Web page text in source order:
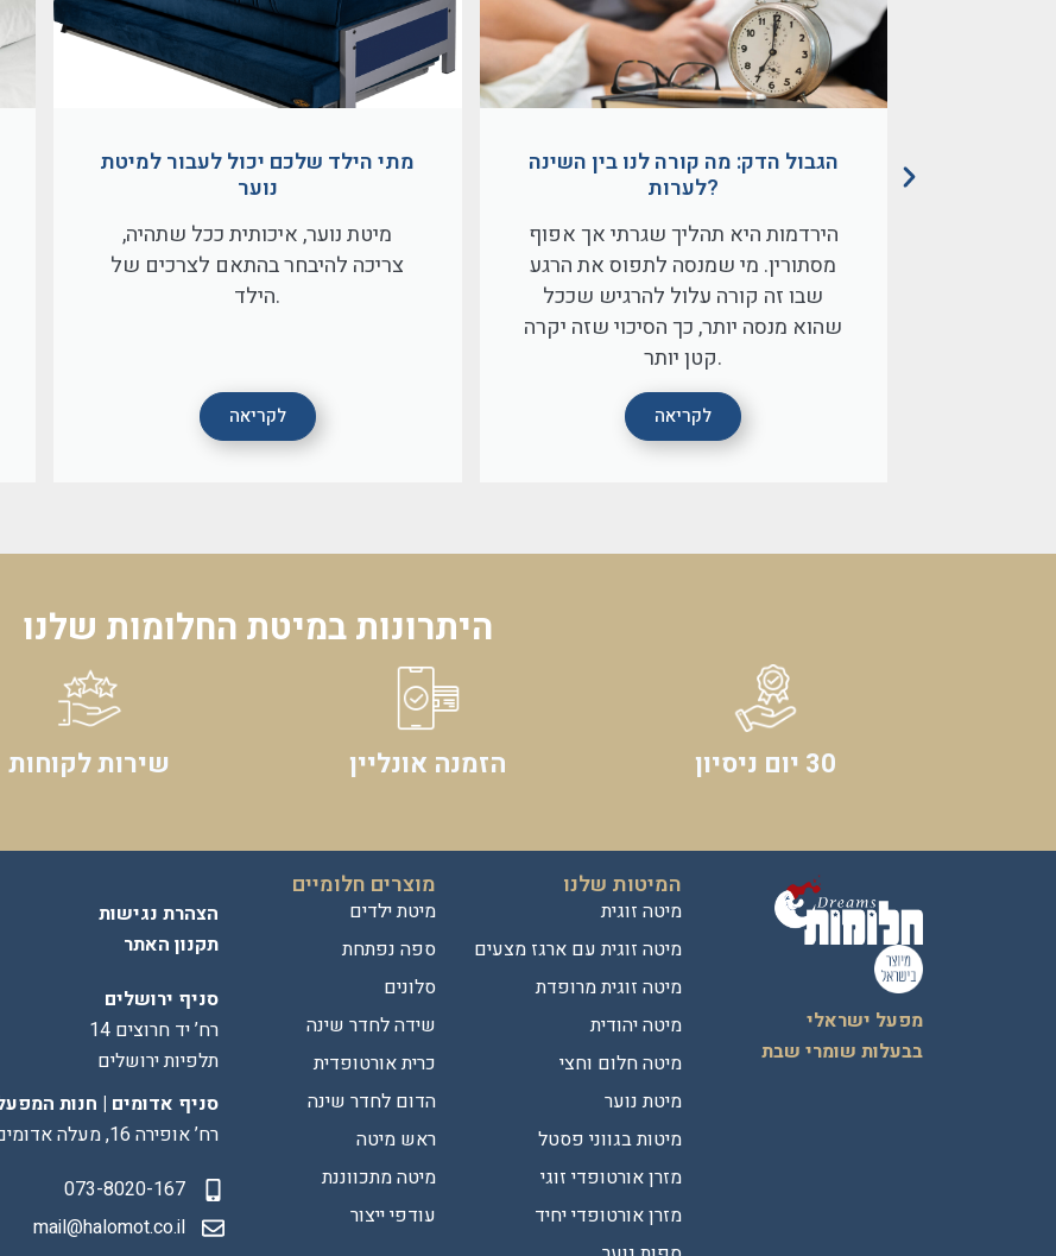
מתי הילד שלכם יכול לעבור למיטת
נוער
מיטת נוער, איכותית ככל שתהיה,
צריכה להיבחר בהתאם לצרכים של
הילד.
לקריאה
הגבול הדק: מה קורה לנו בין השינה
לערות?
הירדמות היא תהליך שגרתי אך אפוף
מסתורין. מי שמנסה לתפוס את הרגע
שבו זה קורה עלול להרגיש שככל
שהוא מנסה יותר, כך הסיכוי שזה יקרה
קטן יותר.
לקריאה
היתרונות במיטת החלומות שלנו
30 יום ניסיון הזמנה אונליין שירות לקוחות
מפעל ישראלי
בבעלות שומרי שבת
המיטות שלנו
מיטה זוגית
מיטה זוגית עם ארגז מצעים
מיטה זוגית מרופדת
מיטה יהודית
מיטה חלום וחצי
מיטת נוער
מיטות בגווני פסטל
מזרן אורטופדי זוגי
מזרן אורטופדי יחיד
מוצרים חלומיים
מיטת ילדים
ספה נפתחת
סלונים
שידה לחדר שינה
כרית אורטופדית
הדום לחדר שינה
ראש מיטה
מיטה מתכווננת
עודפי ייצור
הצהרת נגישות
תקנון האתר
סניף ירושלים
רח’ יד חרוצים 14
תלפיות ירושלים
סניף אדומים | חנות
רח’ אופירה 16, מעלה אדומים
073-8020-167
mail@halomot.co.il